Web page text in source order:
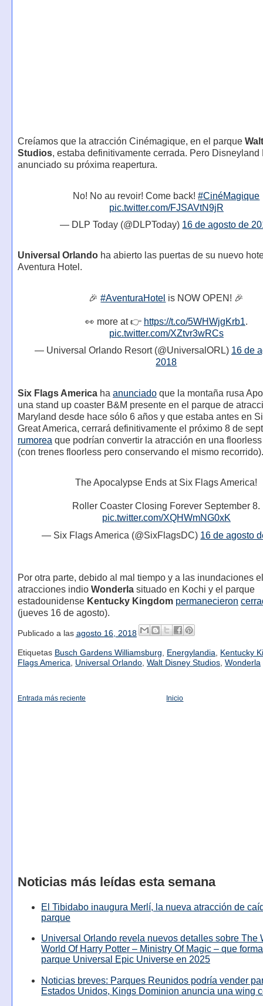
Creíamos que la atracción Cinémagique, en el parque
Studios, estaba definitivamente cerrada. Pero Disneyland
anunciado su próxima reapertura.
No! No au revoir! Come back!#CinéMagique
pic.twitter.com/FJSAVtN9jR
— DLP Today (@DLPToday) 16 de agosto de
Universal Orlandoha abierto las puertas de su nuevo
Aventura Hotel.
🎉#AventuraHotel is NOW OPEN! 🎉
👀 more at 👉 https://t.co/5WHWjgKrb1.
pic.twitter.com/XZtvr3wRCs
— Universal Orlando Resort (@UniversalORL) 16 de
2018
Six Flags Americaha anunciadoque la montaña rusa
una stand up coaster B&M presente en el parque de
Maryland desde hace sólo 6 años y que estaba antes en
Great America, cerrará definitivamente el próximo 8 de
rumorea que podrían convertir la atracción en una
(con trenes floorless pero conservando el mismo recorrido).
The Apocalypse Ends at Six Flags America!
Roller Coaster Closing Forever September 8.
pic.twitter.com/XQHWmNG0xK
— Six Flags America (@SixFlagsDC) 16 de agosto
Por otra parte, debido al mal tiempo y a las inundaciones
atracciones indio Wonderlasituado en Kochi y el parque
estadounidense Kentucky Kingdom permanecieron
(jueves 16 de agosto).
Publicado a las agosto 16, 2018
Etiquetas Busch Gardens Williamsburg Energylandia
Kentucky
Flags America
Universal Orlando, Walt Disney Studios, Wonderla
Entrada más reciente Inicio
Noticias más leídas esta semana
El Tibidabo inaugura Merlí, la nueva atracción de
parque
Universal Orlando revela nuevos detalles sobre The
World Of Harry Potter – Ministry Of Magic – que
parque Universal Epic Universe en 2025
Noticias breves: Parques Reunidos podría vender
Estados Unidos, Kings Dominion anuncia una wing